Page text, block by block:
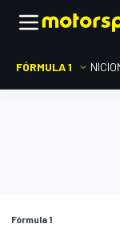
FÓRMULA 1 INICIO
Fórmula 1